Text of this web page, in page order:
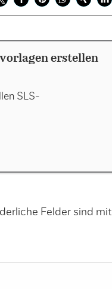
erstellen
SLS-
Felder sind mit